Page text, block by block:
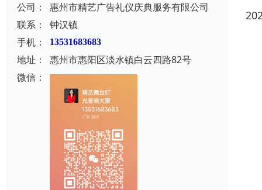
公司：
惠州市精艺广告礼仪庆典服务有限公司
联系：
钟汉镇
手机：
13531683683
地址：
惠州市惠阳区淡水镇白云四路82号
微信：